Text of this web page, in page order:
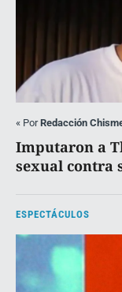
« PorRedacción
Imputaron a
sexual contra
ESPECTÁCULOS